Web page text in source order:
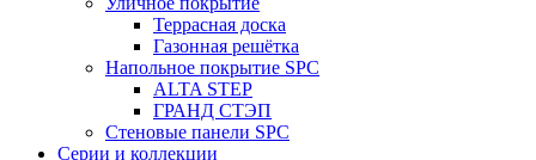
Террасная доска
Газонная решётка
Напольное покрытие SPC
ALTA STEP
ГРАНД СТЭП
Стеновые панели SPC
Серии и коллекции